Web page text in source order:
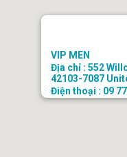
VIP MEN
Địa chỉ : 552
42103-7087
Điện thoại : 09
Email :